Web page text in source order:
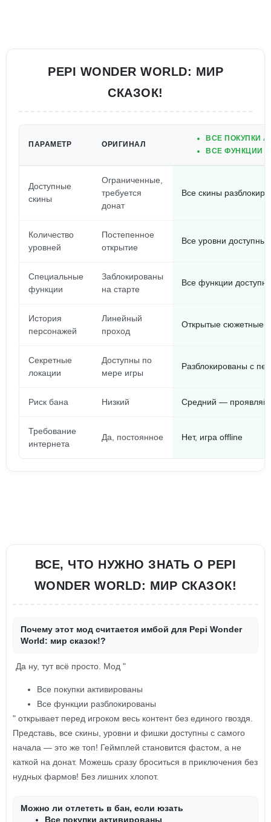
PEPI WONDER WORLD: МИР
СКАЗОК!
ПАРАМЕТР ОРИГИНАЛ
ВСЕ ПОКУПКИ
ВСЕ ФУНКЦИИ
Доступные
скины
Ограниченные,
требуется
донат
Все скины
Количество
уровней
Постепенное
открытие
Все уровни доступны
Специальные
функции
Заблокированы
на старте
Все функции
История
персонажей
Линейный
проход
Открытые сюжетные
Секретные
локации
Доступны по
мере игры
Разблокированы с
Риск бана Низкий Средний — проявляй
Требование
интернета
Да, постоянное Нет, игра offline
ВСЕ, ЧТО НУЖНО ЗНАТЬ О PEPI
WONDER WORLD: МИР СКАЗОК!
Почему этот мод считается имбой для Pepi Wonder
World: мир сказок!?
Да ну, тут всё просто. Мод "
Все покупки активированы
Все функции разблокированы
" открывает перед игроком весь контент без единого гвоздя.
Представь, все скины, уровни и фишки доступны с самого
начала — это же топ! Геймплей становится фастом, а не
каткой на донат. Можешь сразу броситься в приключения без
нудных фармов! Без лишних хлопот.
Можно ли отлететь в бан, если юзать
Все покупки активированы